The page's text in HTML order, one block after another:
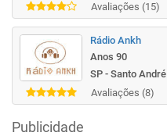
Avaliações (15)
Rádio Ankh
Anos 90
SP - Santo André
Avaliações (8)
Publicidade